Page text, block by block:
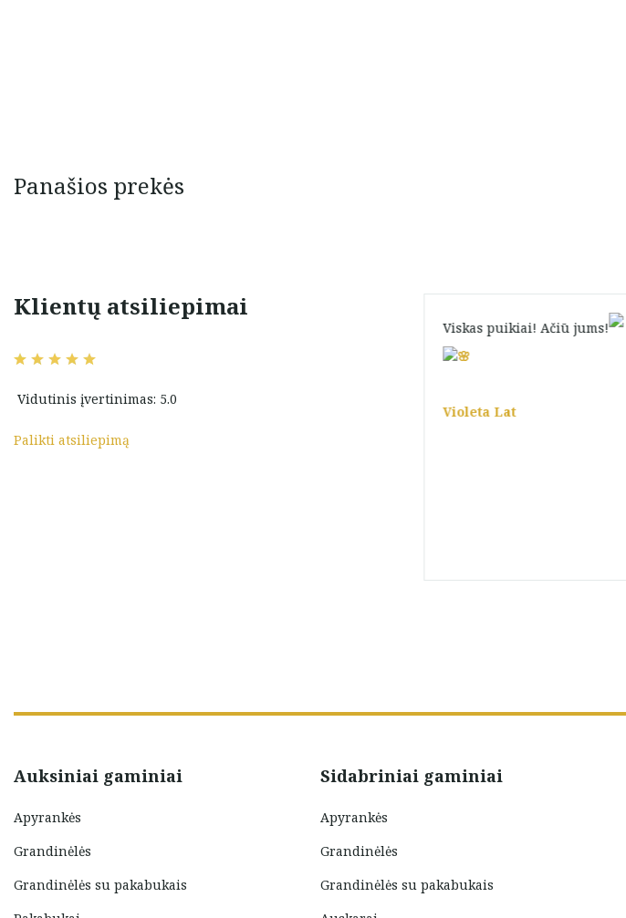
Panašios prekės
Klientų atsiliepimai
Vidutinis įvertinimas: 5.0
Palikti atsiliepimą
Labai patiko, nuostabus
Janina Vabuolienė
Viskas puikiai! Ačiū jums!
Violeta Lat
Auksiniai gaminiai
Apyrankės
Grandinėlės
Grandinėlės su pakabukais
Sidabriniai gaminiai
Apyrankės
Grandinėlės
Grandinėlės su pakabukais